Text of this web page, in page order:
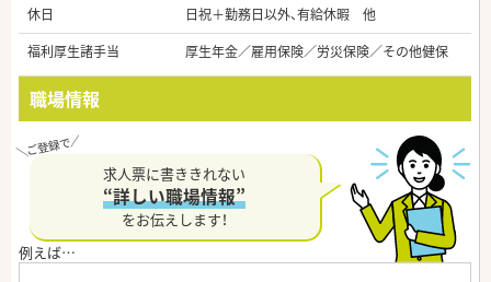
休日
日祝＋勤務日以外、有給休暇 他
福利厚生諸手当
厚生年金／雇用保険／労災保険／その他健保
職場情報
求人票に書ききれない
“詳しい職場情報”
をお伝えします！